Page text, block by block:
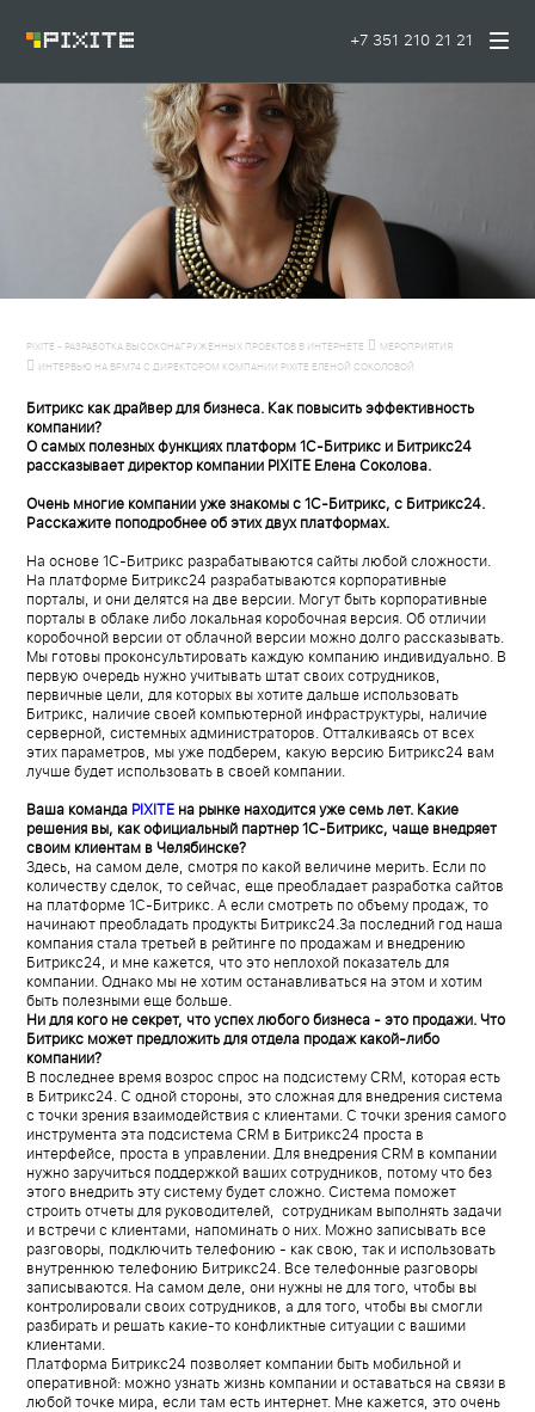
+7 351 210 21 21
PIXITE - РАЗРАБОТКА ВЫСОКОНАГРУЖЕННЫХ ПРОЕКТОВ В ИНТЕРНЕТЕ МЕРОПРИЯТИЯ
ИНТЕРВЬЮ НА BFM74 С ДИРЕКТОРОМ КОМПАНИИ PIXITE ЕЛЕНОЙ СОКОЛОВОЙ
Битрикс как драйвер для бизнеса. Как повысить эффективность
компании?
О самых полезных функциях платформ 1С-Битрикс и Битрикс24
рассказывает директор компании PIXITE Елена Соколова.
Очень многие компании уже знакомы с 1С-Битрикс, с Битрикс24.
Расскажите поподробнее об этих двух платформах.
На основе 1С-Битрикс разрабатываются сайты любой сложности.
На платформе Битрикс24 разрабатываются корпоративные
порталы, и они делятся на две версии. Могут быть корпоративные
порталы в облаке либо локальная коробочная версия. Об отличии
коробочной версии от облачной версии можно долго рассказывать.
Мы готовы проконсультировать каждую компанию индивидуально. В
первую очередь нужно учитывать штат своих сотрудников,
первичные цели, для которых вы хотите дальше использовать
Битрикс, наличие своей компьютерной инфраструктуры, наличие
серверной, системных администраторов. Отталкиваясь от всех
этих параметров, мы уже подберем, какую версию Битрикс24 вам
лучше будет использовать в своей компании.
Ваша команда PIXITE на рынке находится уже семь лет. Какие
решения вы, как официальный партнер 1С-Битрикс, чаще внедряет
своим клиентам в Челябинске?
Здесь, на самом деле, смотря по какой величине мерить. Если по
количеству сделок, то сейчас, еще преобладает разработка сайтов
на платформе 1С-Битрикс. А если смотреть по объему продаж, то
начинают преобладать продукты Битрикс24.За последний год наша
компания стала третьей в рейтинге по продажам и внедрению
Битрикс24, и мне кажется, что это неплохой показатель для
компании. Однако мы не хотим останавливаться на этом и хотим
быть полезными еще больше.
Ни для кого не секрет, что успех любого бизнеса - это продажи. Что
Битрикс может предложить для отдела продаж какой-либо
компании?
В последнее время возрос спрос на подсистему CRM, которая есть
в Битрикс24. С одной стороны, это сложная для внедрения система
с точки зрения взаимодействия с клиентами. С точки зрения самого
инструмента эта подсистема CRM в Битрикс24 проста в
интерфейсе, проста в управлении. Для внедрения CRM в компании
нужно заручиться поддержкой ваших сотрудников, потому что без
этого внедрить эту систему будет сложно. Система поможет
строить отчеты для руководителей, сотрудникам выполнять задачи
и встречи с клиентами, напоминать о них. Можно записывать все
разговоры, подключить телефонию - как свою, так и использовать
внутреннюю телефонию Битрикс24. Все телефонные разговоры
записываются. На самом деле, они нужны не для того, чтобы вы
контролировали своих сотрудников, а для того, чтобы вы смогли
разбирать и решать какие-то конфликтные ситуации с вашими
клиентами.
Платформа Битрикс24 позволяет компании быть мобильной и
оперативной: можно узнать жизнь компании и оставаться на связи в
любой точке мира, если там есть интернет. Мне кажется, это очень